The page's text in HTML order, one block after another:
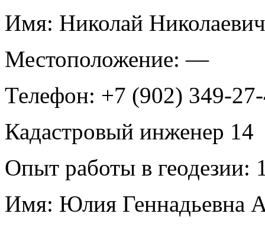
Имя: Николай
Местоположение: —
Телефон: +7 (902) 349-
Кадастровый инженер 14
Опыт работы в геодезии:
Имя: Юлия Геннадьевна